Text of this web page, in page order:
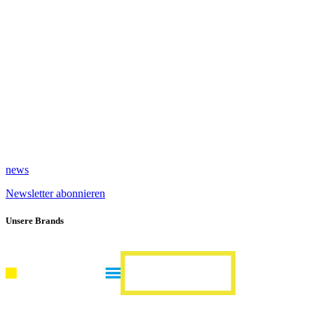
news
Newsletter abonnieren
Unsere Brands